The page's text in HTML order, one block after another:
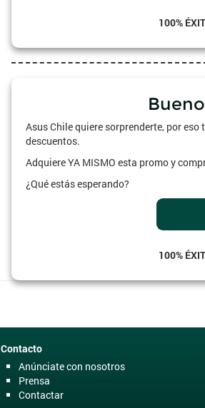
100%
Asus Chile quiere sorprenderte, por
descuentos.
Adquiere YA MISMO esta promo y
¿Qué estás esperando?
100%
Contacto
Anúnciate con nosotros
Prensa
Contactar